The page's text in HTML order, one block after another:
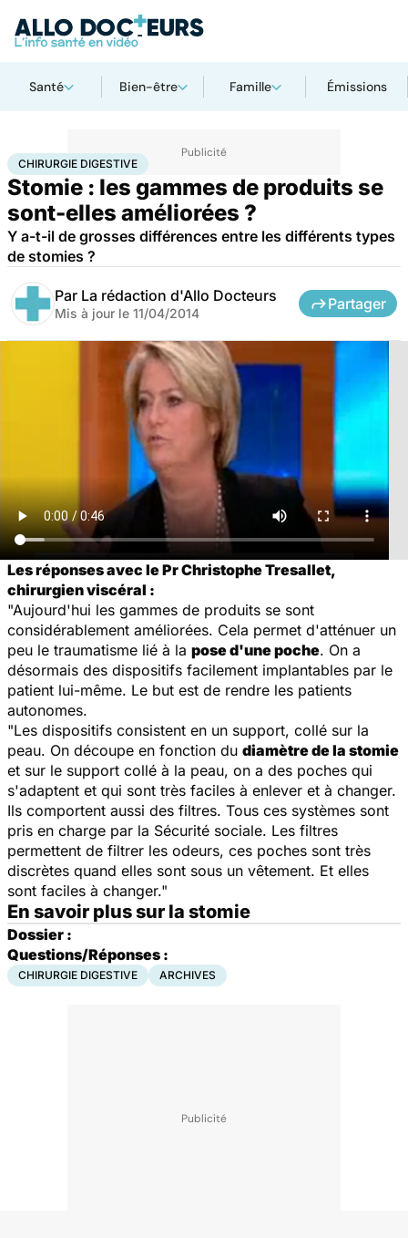
Santé Bien-être Famille Émissions
AccueilSantéMaladiesChirurgie digestive
CHIRURGIE DIGESTIVE
Stomie : les gammes de produits se
sont-elles améliorées ?
Y a-t-il de grosses différences entre les différents types
de stomies ?
Par La rédaction d'Allo Docteurs
Mis à jour le 11/04/2014
Partager
Les réponses avec le Pr Christophe Tresallet,
chirurgien viscéral :
"Aujourd'hui les gammes de produits se sont
considérablement améliorées. Cela permet d'atténuer un
peu le traumatisme lié à la pose d'une poche. On a
désormais des dispositifs facilement implantables par le
patient lui-même. Le but est de rendre les patients
autonomes.
"Les dispositifs consistent en un support, collé sur la
peau. On découpe en fonction du diamètre de la stomie
et sur le support collé à la peau, on a des poches qui
s'adaptent et qui sont très faciles à enlever et à changer.
Ils comportent aussi des filtres. Tous ces systèmes sont
pris en charge par la Sécurité sociale. Les filtres
permettent de filtrer les odeurs, ces poches sont très
discrètes quand elles sont sous un vêtement. Et elles
sont faciles à changer."
En savoir plus sur la stomie
Dossier :
Questions/Réponses :
CHIRURGIE DIGESTIVE ARCHIVES